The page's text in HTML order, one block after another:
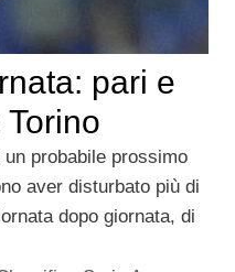
pari e
probabile prossimo
aver disturbato più di
dopo giornata, di